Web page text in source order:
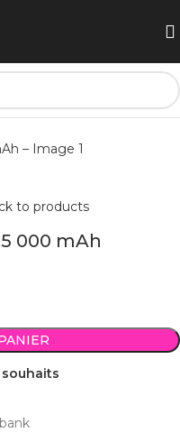
to products
000 mAh